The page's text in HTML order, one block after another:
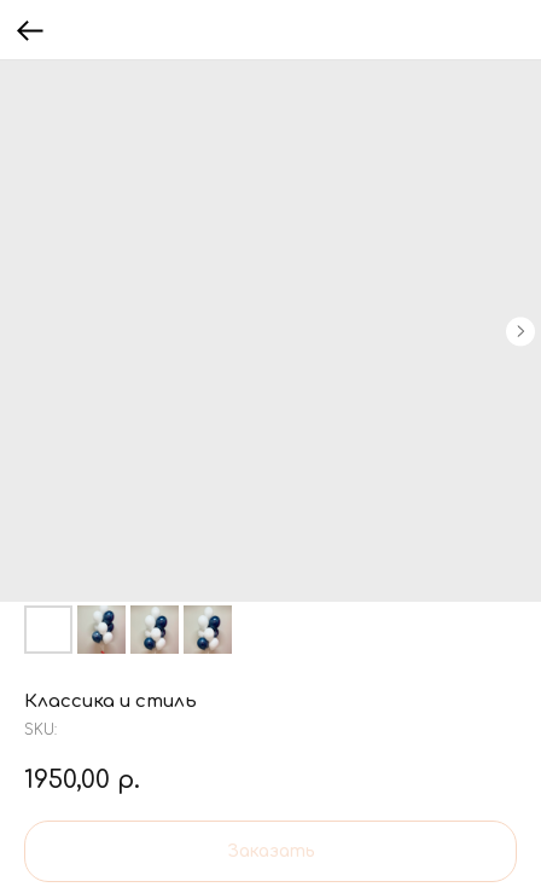
Классика и стиль
SKU:
1950,00 р.
Заказать